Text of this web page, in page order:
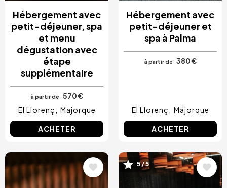
Hébergement avec
petit-déjeuner, spa
et menu
dégustation avec
étape
supplémentaire
à partir de
570 €
El Llorenç
Majorque
ACHETER
Hébergement avec
petit-déjeuner et
spa à Palma
à partir de 380 €
El Llorenç Majorque
ACHETER
Image Image
5 / 5